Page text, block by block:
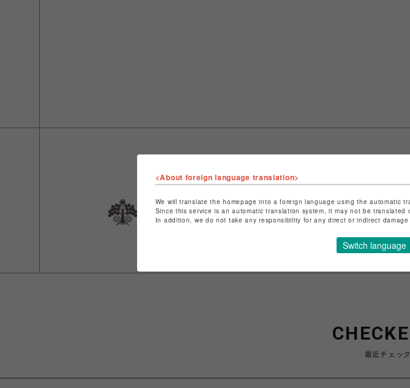
ショップ名
生活の木
店舗名
吉祥寺PARCO
特定商取引法など法令に基づく表
ショップお問い合わせは
こちら
最近チェッ
<About foreign language translation>
We will translate the homepage into a foreign language using the automatic
Since this service is an automatic translation system, it may not be
In addition, we do not take any responsibility for any direct or indirect
Switch language